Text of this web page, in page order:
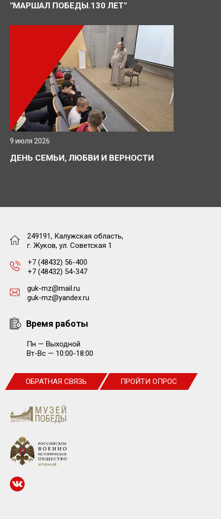
"МАРШАЛ ПОБЕДЫ.130 ЛЕТ"
9 июля 2026
ДЕНЬ СЕМЬИ, ЛЮБВИ И ВЕРНОСТИ
249191, Калужская область,
г. Жуков, ул. Советская 1
+7 (48432) 56-400
+7 (48432) 54-347
guk-mz@mail.ru
guk-mz@yandex.ru
Время работы
Пн — Выходной
Вт-Вс — 10:00-18:00
ОБРАТНАЯ СВЯЗЬ ПРОЙТИ ОПРОС